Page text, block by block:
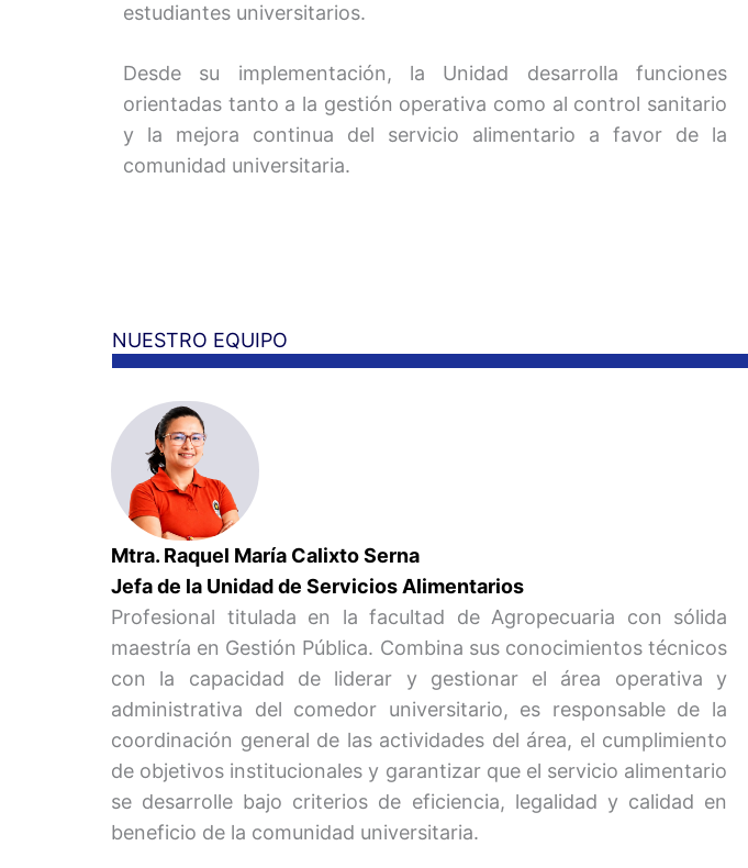
estudiantes universitarios.
Desde su implementación, la Unidad desarrolla funciones
orientadas tanto a la gestión operativa como al control sanitario
y la mejora continua del servicio alimentario a favor de la
comunidad universitaria.
NUESTRO EQUIPO
Mtra. Raquel María Calixto Serna
Jefa de la Unidad de Servicios Alimentarios
Profesional titulada en la facultad de Agropecuaria con sólida
maestría en Gestión Pública. Combina sus conocimientos técnicos
con la capacidad de liderar y gestionar el área operativa y
administrativa del comedor universitario, es responsable de la
coordinación general de las actividades del área, el cumplimiento
de objetivos institucionales y garantizar que el servicio alimentario
se desarrolle bajo criterios de eficiencia, legalidad y calidad en
beneficio de la comunidad universitaria.